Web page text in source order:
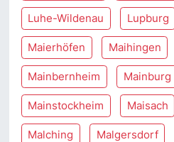
Luhe-Wildenau Lupburg
Maierhöfen Maihingen
Mainbernheim Mainburg
Mainstockheim Maisach
Malching Malgersdorf